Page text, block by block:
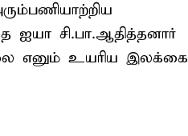
ஐயா சி.பா.ஆதித்தனார்
எனும் உயரிய இலக்கை